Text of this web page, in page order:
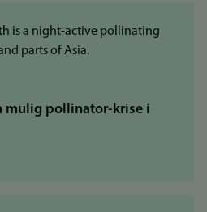
mulig pollinator-krise i